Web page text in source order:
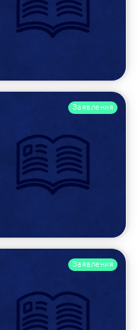
Заявления
Заявления